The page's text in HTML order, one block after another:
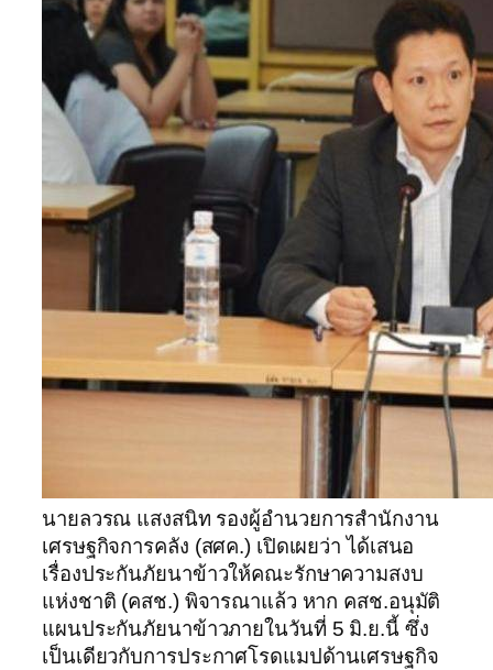
นายลวรณ แสงสนิท รองผู้อำนวยการสำนักงาน
เศรษฐกิจการคลัง (สศค.) เปิดเผยว่า ได้เสนอ
เรื่องประกันภัยนาข้าวให้คณะรักษาความสงบ
แห่งชาติ (คสช.) พิจารณาแล้ว หาก คสช.อนุมัติ
แผนประกันภัยนาข้าวภายในวันที่ 5 มิ.ย.นี้ ซึ่ง
เป็นเดียวกับการประกาศโรดแมปด้านเศรษฐกิจ